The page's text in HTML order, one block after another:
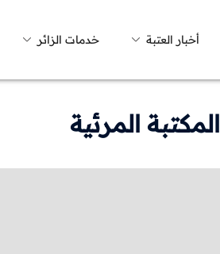
أخبار العتبة خدمات الزائر
المكتبة المرئية